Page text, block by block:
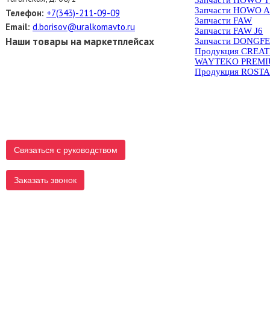
Телефон: +7(343)-211-09-09
Email: d.borisov@uralkomavto.ru
Наши товары на маркетплейсах
Связаться с руководством
Заказать звонок
Запчасти HOWO
Запчасти FAW
Запчасти FAW J6
Запчасти
Продукция
WAYTEKO
Продукция